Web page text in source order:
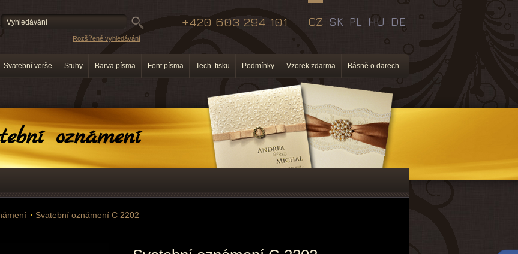
oznámení
+420 603 294 101 DE
HU
PL
SK
CZ
Svatební verše Stuhy Barva písma Font písma Tech. tisku Podmínky Vzorek zdarma Básně o darech
Rozšířené vyhledávání
Svatební oznámení C 2202